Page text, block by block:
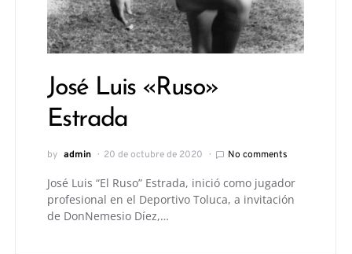
José Luis «Ruso»
Estrada
by admin 20 de octubre de 2020 No comments
José Luis “El Ruso” Estrada, inició como jugador
profesional en el Deportivo Toluca, a invitación
de DonNemesio Díez,…